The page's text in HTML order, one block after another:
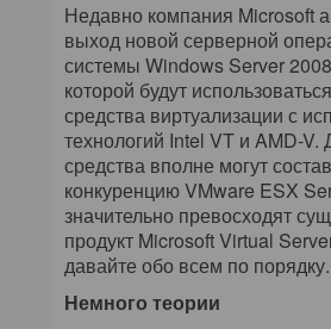
Недавно компания Microsoft
выход новой серверной
системы Windows Server
которой будут
средства виртуализации с
технологий Intel VT и AMD-
средства вполне могут
конкуренцию VMware ESX
значительно превосходят
продукт Microsoft Virtual
давайте обо всем по порядку.
Немного теории